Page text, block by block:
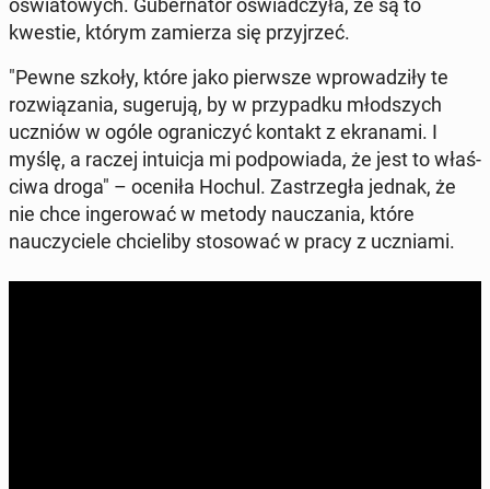
oświa­towych. Gu­ber­na­tor oświad­czyła, że są to
kwestie, którym za­mierza się przyjrzeć.
"Pewne szkoły, które jako pier­wsze wprowadz­iły te
rozwiąza­nia, sugeru­ją, by w przy­pad­ku młod­szych
uczniów w ogóle ograniczyć kontakt z ekrana­mi. I
myślę, a raczej in­tu­ic­ja mi pod­powia­da, że jest to właś­
ci­wa droga" – oceniła Hochul. Za­s­trzegła jednak, że
nie chce in­gerować w metody naucza­nia, które
nauczy­ciele chcieli­by stosować w pracy z ucz­ni­a­mi.